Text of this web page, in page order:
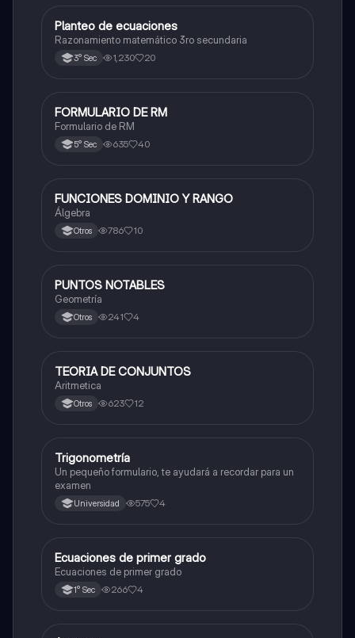
Matemáticas
Planteo de ecuaciones
Razonamiento matemático 3ro secundaria
3° Sec 1,230 20
Matemáticas
FORMULARIO DE RM
Formulario de RM
5° Sec 635 40
Matemáticas
FUNCIONES DOMINIO Y RANGO
Álgebra
Otros 786 10
Matemáticas
PUNTOS NOTABLES
Geometría
Otros 241 4
Matemáticas
TEORIA DE CONJUNTOS
Aritmetica
Otros 623 12
Matemáticas
Trigonometría
Un pequeño formulario, te ayudará a recordar para un
examen
Universidad 575 4
Matemáticas
Ecuaciones de primer grado
Ecuaciones de primer grado
1° Sec 266 4